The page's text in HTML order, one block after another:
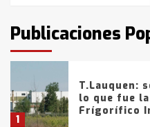
Publicaciones
fueron
tarde del
1
T.Lauquen:
lo que fue
Frígorífico